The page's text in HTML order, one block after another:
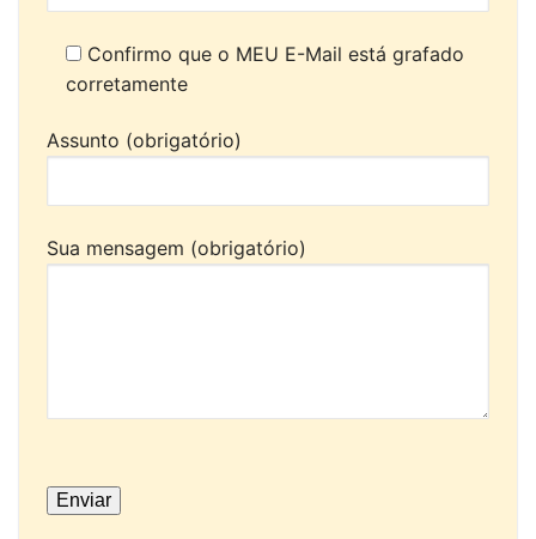
Confirmo que o MEU E-Mail está grafado
corretamente
Assunto (obrigatório)
Sua mensagem (obrigatório)